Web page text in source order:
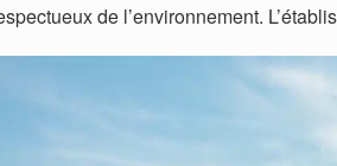
de l’environnement.